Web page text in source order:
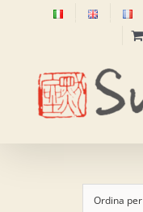
Ordina per